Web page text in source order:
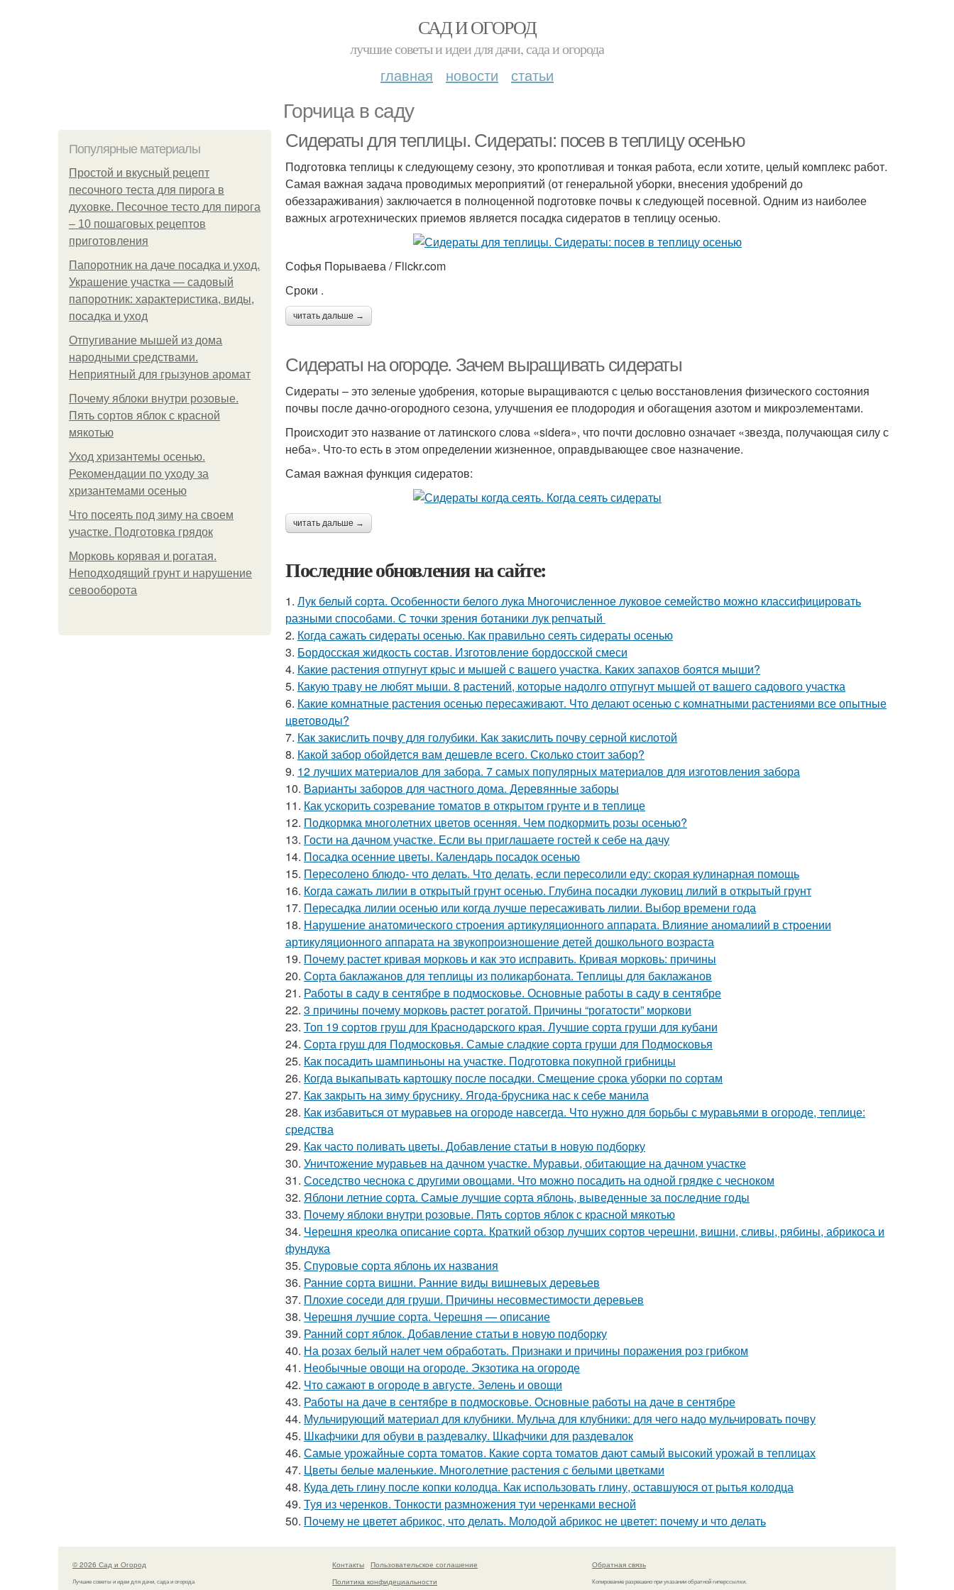
САД И ОГОРОД
лучшие советы и идеи для дачи, сада и огорода
главная новости статьи
Горчица в саду
Популярные материалы
Простой и вкусный рецепт
песочного теста для пирога в
духовке. Песочное тесто для пирога
– 10 пошаговых рецептов
приготовления
Папоротник на даче посадка и уход.
Украшение участка — садовый
папоротник: характеристика, виды,
посадка и уход
Отпугивание мышей из дома
народными средствами.
Неприятный для грызунов аромат
Почему яблоки внутри розовые.
Пять сортов яблок с красной
мякотью
Уход хризантемы осенью.
Рекомендации по уходу за
хризантемами осенью
Что посеять под зиму на своем
участке. Подготовка грядок
Морковь корявая и рогатая.
Неподходящий грунт и нарушение
севооборота
Сидераты для теплицы. Сидераты: посев в теплицу осенью
Подготовка теплицы к следующему сезону, это кропотливая и тонкая работа, если хотите, целый комплекс работ.
Самая важная задача проводимых мероприятий (от генеральной уборки, внесения удобрений до
обеззараживания) заключается в полноценной подготовке почвы к следующей посевной. Одним из наиболее
важных агротехнических приемов является посадка сидератов в теплицу осенью.
Софья Порываева / Flickr.com
Сроки .
читать дальше →
Сидераты на огороде. Зачем выращивать сидераты
Сидераты – это зеленые удобрения, которые выращиваются с целью восстановления физического состояния
почвы после дачно-огородного сезона, улучшения ее плодородия и обогащения азотом и микроэлементами.
Происходит это название от латинского слова «sidera», что почти дословно означает «звезда, получающая силу с
неба». Что-то есть в этом определении жизненное, оправдывающее свое назначение.
Самая важная функция сидератов:
читать дальше →
Последние обновления на сайте:
1. Лук белый сорта. Особенности белого лука Многочисленное луковое семейство можно классифицировать
разными способами. С точки зрения ботаники лук репчатый
2. Когда сажать сидераты осенью. Как правильно сеять сидераты осенью
3. Бордосская жидкость состав. Изготовление бордосской смеси
4. Какие растения отпугнут крыс и мышей с вашего участка. Каких запахов боятся мыши?
5. Какую траву не любят мыши. 8 растений, которые надолго отпугнут мышей от вашего садового участка
6. Какие комнатные растения осенью пересаживают. Что делают осенью с комнатными растениями все опытные
цветоводы?
7. Как закислить почву для голубики. Как закислить почву серной кислотой
8. Какой забор обойдется вам дешевле всего. Сколько стоит забор?
9. 12 лучших материалов для забора. 7 самых популярных материалов для изготовления забора
10. Варианты заборов для частного дома. Деревянные заборы
11. Как ускорить созревание томатов в открытом грунте и в теплице
12. Подкормка многолетних цветов осенняя. Чем подкормить розы осенью?
13. Гости на дачном участке. Если вы приглашаете гостей к себе на дачу
14. Посадка осенние цветы. Календарь посадок осенью
15. Пересолено блюдо- что делать. Что делать, если пересолили еду: скорая кулинарная помощь
16. Когда сажать лилии в открытый грунт осенью. Глубина посадки луковиц лилий в открытый грунт
17. Пересадка лилии осенью или когда лучше пересаживать лилии. Выбор времени года
18. Нарушение анатомического строения артикуляционного аппарата. Влияние аномалиий в строении
артикуляционного аппарата на звукопроизношение детей дошкольного возраста
19. Почему растет кривая морковь и как это исправить. Кривая морковь: причины
20. Сорта баклажанов для теплицы из поликарбоната. Теплицы для баклажанов
21. Работы в саду в сентябре в подмосковье. Основные работы в саду в сентябре
22. 3 причины почему морковь растет рогатой. Причины “рогатости” моркови
23. Топ 19 сортов груш для Краснодарского края. Лучшие сорта груши для кубани
24. Сорта груш для Подмосковья. Самые сладкие сорта груши для Подмосковья
25. Как посадить шампиньоны на участке. Подготовка покупной грибницы
26. Когда выкапывать картошку после посадки. Смещение срока уборки по сортам
27. Как закрыть на зиму бруснику. Ягода-брусника нас к себе манила
28. Как избавиться от муравьев на огороде навсегда. Что нужно для борьбы с муравьями в огороде, теплице:
средства
29. Как часто поливать цветы. Добавление статьи в новую подборку
30. Уничтожение муравьев на дачном участке. Муравьи, обитающие на дачном участке
31. Соседство чеснока с другими овощами. Что можно посадить на одной грядке с чесноком
32. Яблони летние сорта. Самые лучшие сорта яблонь, выведенные за последние годы
33. Почему яблоки внутри розовые. Пять сортов яблок с красной мякотью
34. Черешня креолка описание сорта. Краткий обзор лучших сортов черешни, вишни, сливы, рябины, абрикоса и
фундука
35. Спуровые сорта яблонь их названия
36. Ранние сорта вишни. Ранние виды вишневых деревьев
37. Плохие соседи для груши. Причины несовместимости деревьев
38. Черешня лучшие сорта. Черешня — описание
39. Ранний сорт яблок. Добавление статьи в новую подборку
40. На розах белый налет чем обработать. Признаки и причины поражения роз грибком
41. Необычные овощи на огороде. Экзотика на огороде
42. Что сажают в огороде в августе. Зелень и овощи
43. Работы на даче в сентябре в подмосковье. Основные работы на даче в сентябре
44. Мульчирующий материал для клубники. Мульча для клубники: для чего надо мульчировать почву
45. Шкафчики для обуви в раздевалку. Шкафчики для раздевалок
46. Самые урожайные сорта томатов. Какие сорта томатов дают самый высокий урожай в теплицах
47. Цветы белые маленькие. Многолетние растения с белыми цветками
48. Куда деть глину после копки колодца. Как использовать глину, оставшуюся от рытья колодца
49. Туя из черенков. Тонкости размножения туи черенками весной
50. Почему не цветет абрикос, что делать. Молодой абрикос не цветет: почему и что делать
© 2026 Сад и Огород
Лучшие советы и идеи для дачи, сада и огорода
Контакты
Пользовательское соглашение
Политика конфидециальности
Обратная связь
Копирование разрешено при указании обратной гиперссылки.